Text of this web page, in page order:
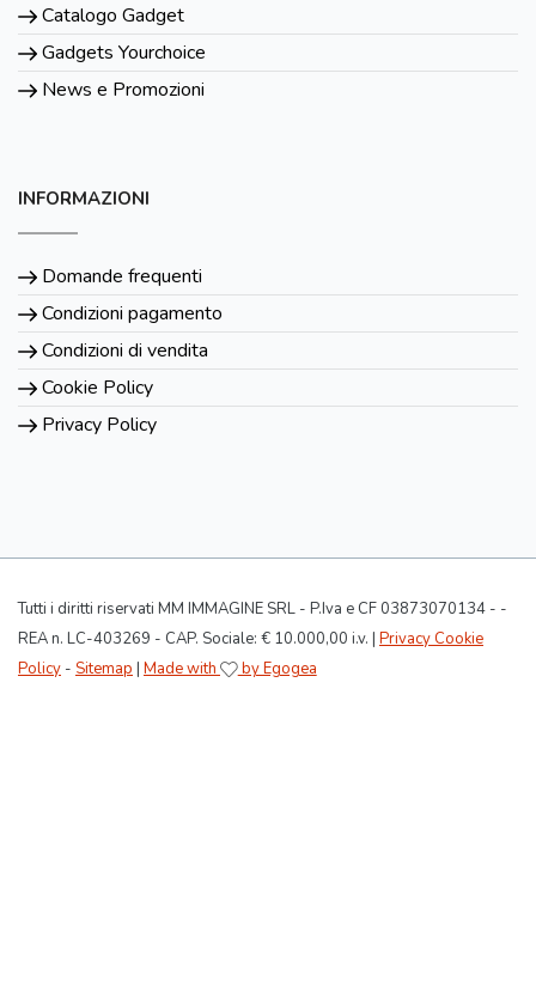
Catalogo Gadget
Gadgets Yourchoice
News e Promozioni
INFORMAZIONI
Domande frequenti
Condizioni pagamento
Condizioni di vendita
Cookie Policy
Privacy Policy
Tutti i diritti riservati MM IMMAGINE SRL - P.Iva e CF 03873070134 - -
REA n. LC-403269 - CAP. Sociale: € 10.000,00 i.v. | Privacy Cookie
Policy - Sitemap | Made with by Egogea